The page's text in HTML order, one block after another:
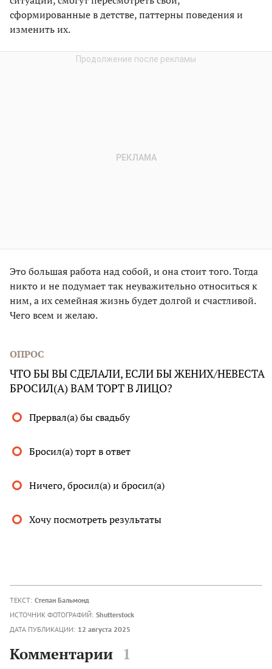
сформированные в детстве, паттерны поведения и
изменить их.
Это большая работа над собой, и она стоит того. Тогда
никто и не подумает так неуважительно относиться к
ним, а их семейная жизнь будет долгой и счастливой.
Чего всем и желаю.
ОПРОС
ЧТО БЫ ВЫ СДЕЛАЛИ, ЕСЛИ БЫ ЖЕНИХ/НЕВЕСТА
БРОСИЛ(А) ВАМ ТОРТ В ЛИЦО?
Прервал(а) бы свадьбу
Бросил(а) торт в ответ
Ничего, бросил(а) и бросил(а)
Хочу посмотреть результаты
ТЕКСТ: Степан Бальмонд
ИСТОЧНИК ФОТОГРАФИЙ: Shutterstock
ДАТА ПУБЛИКАЦИИ: 12 августа 2025
Комментарии 1